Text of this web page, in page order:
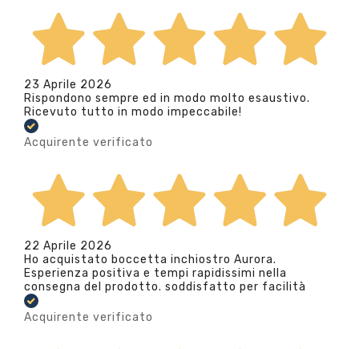
23 Aprile 2026
Rispondono sempre ed in modo molto esaustivo.
Ricevuto tutto in modo impeccabile!
Acquirente verificato
22 Aprile 2026
Ho acquistato boccetta inchiostro Aurora.
Esperienza positiva e tempi rapidissimi nella
consegna del prodotto. soddisfatto per facilità
Acquirente verificato